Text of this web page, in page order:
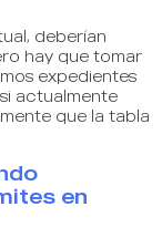
deberían
hay que tomar
expedientes
actualmente
que la tabla
en